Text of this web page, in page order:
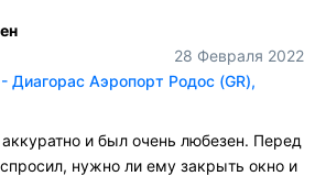
28 Февраля 2022
Диагорас Аэропорт Родос (GR),
и был очень любезен. Перед
нужно ли ему закрыть окно и